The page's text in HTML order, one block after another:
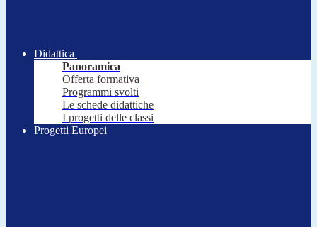
Didattica
Panoramica
Offerta formativa
Programmi svolti
Le schede didattiche
I progetti delle classi
Progetti Europei